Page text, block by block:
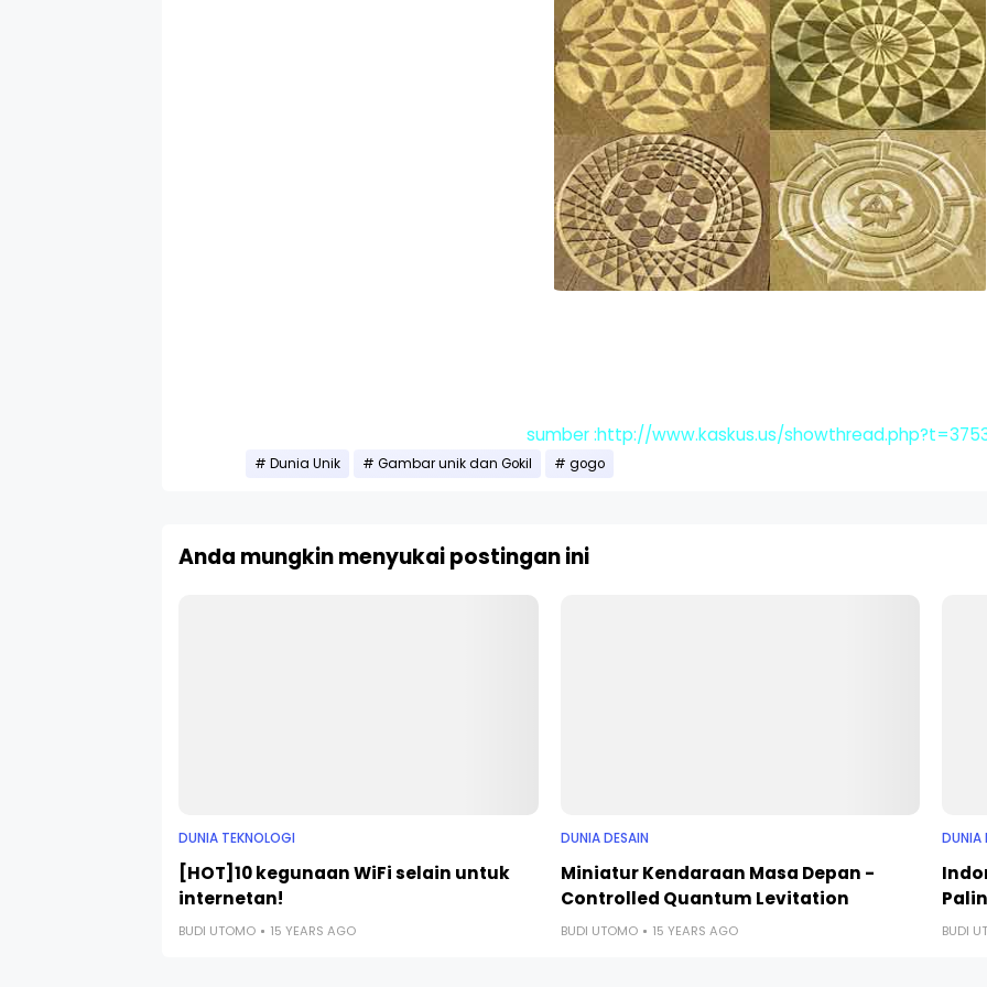
sumber :http://www.kaskus.us/
Dunia Unik Gambar unik dan Gokil gogo
Anda mungkin menyukai postingan ini
DUNIA TEKNOLOGI
[HOT]10 kegunaan WiFi selain untuk
internetan!
BUDI UTOMO 15 YEARS AGO
DUNIA DESAIN
Miniatur Kendaraan Masa Depan -
Controlled Quantum Levitation
BUDI UTOMO 15 YEARS AGO
DUNIA
BUDI